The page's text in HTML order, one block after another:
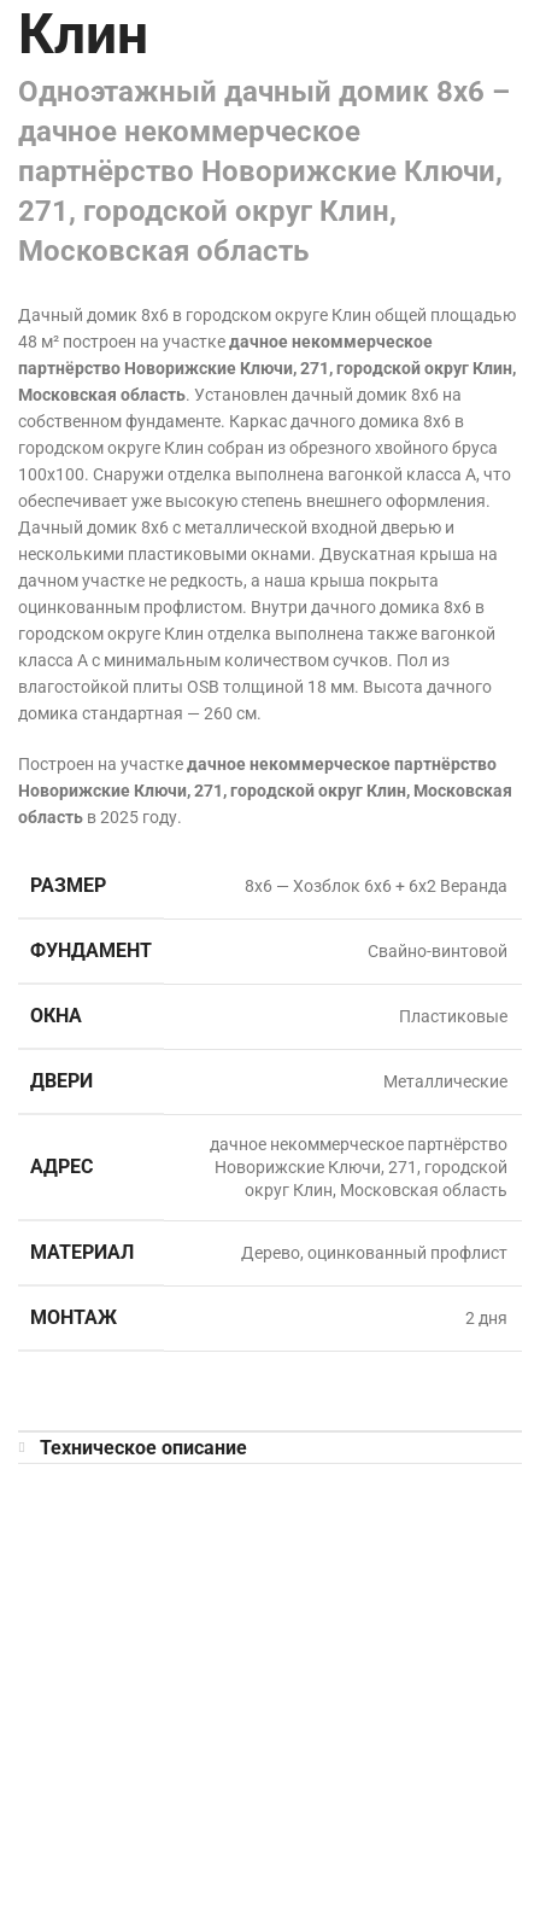
Клин
Одноэтажный дачный домик 8х6 –
дачное некоммерческое
партнёрство Новорижские Ключи,
271, городской округ Клин,
Московская область
Дачный домик 8х6 в городском округе Клин общей площадью
48 м² построен на участкедачное некоммерческое
партнёрство Новорижские Ключи, 271, городской округ Клин,
Московская область. Установлен дачный домик 8х6 на
собственном фундаменте. Каркас дачного домика 8х6 в
городском округе Клин собран из обрезного хвойного бруса
100х100. Снаружи отделка выполнена вагонкой класса А, что
обеспечивает уже высокую степень внешнего оформления.
Дачный домик 8х6 с металлической входной дверью и
несколькими пластиковыми окнами. Двускатная крыша на
дачном участке не редкость, а наша крыша покрыта
оцинкованным профлистом. Внутри дачного домика 8х6 в
городском округе Клин отделка выполнена также вагонкой
класса А с минимальным количеством сучков. Пол из
влагостойкой плиты OSB толщиной 18 мм. Высота дачного
домика стандартная — 260 см.
Построен на участкедачное некоммерческое партнёрство
Новорижские Ключи, 271, городской округ Клин, Московская
область в 2025 году.
РАЗМЕР 8х6 — Хозблок 6х6 + 6х2 Веранда
ФУНДАМЕНТ Свайно-винтовой
ОКНА Пластиковые
ДВЕРИ Металлические
АДРЕС
дачное некоммерческое партнёрство
Новорижские Ключи, 271, городской
округ Клин, Московская область
МАТЕРИАЛ Дерево, оцинкованный профлист
МОНТАЖ 2 дня
Техническое описание